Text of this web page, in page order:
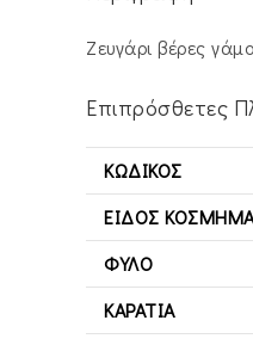
Ζευγάρι βέρες
Επιπρόσθετες
ΚΩΔΙΚΌΣ
ΕΊΔΟΣ
ΦΎΛΟ
ΚΑΡΆΤΙΑ